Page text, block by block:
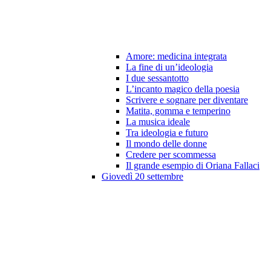
Amore: medicina integrata
La fine di un’ideologia
I due sessantotto
L’incanto magico della poesia
Scrivere e sognare per diventare
Matita, gomma e temperino
La musica ideale
Tra ideologia e futuro
Il mondo delle donne
Credere per scommessa
Il grande esempio di Oriana Fallaci
Giovedì 20 settembre